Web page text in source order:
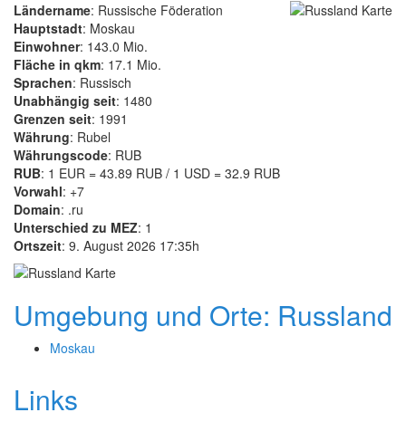
Ländername: Russische Föderation
Hauptstadt: Moskau
Einwohner: 143.0 Mio.
Fläche in qkm: 17.1 Mio.
Sprachen: Russisch
Unabhängig seit: 1480
Grenzen seit: 1991
Währung: Rubel
Währungscode: RUB
RUB: 1 EUR = 43.89 RUB / 1 USD = 32.9 RUB
Vorwahl: +7
Domain: .ru
Unterschied zu MEZ: 1
Ortszeit: 9. August 2026 17:35h
Umgebung und Orte: Russland
Moskau
Links